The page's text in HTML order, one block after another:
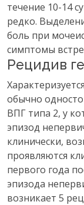
течение 10-14
редко.
боль при
симптомы
Рецидив
обычно
ВПГ типа 2, у
эпизод
клинически,
проявляются
первого года
эпизода
возникает 5